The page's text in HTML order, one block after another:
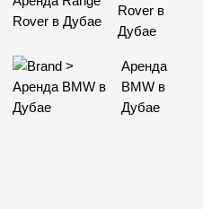
Rover в
Дубае
Аренда
BMW в
Дубае